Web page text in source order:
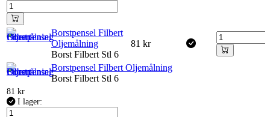
Borstpensel Filbert
Oljemålning
Borst Filbert Stl 6
81 kr
Borstpensel Filbert Oljemålning
Borst Filbert Stl 6
81 kr
I lager: